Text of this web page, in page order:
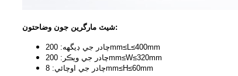
شيٽ مارگرين جون وضاحتون:
چادر جي ڊيگهه: 200mm≤L≤400mm
چادر جي ويڪر: 200mm≤W≤320mm
چادر جي اوچائي: 8mm≤H≤60mm